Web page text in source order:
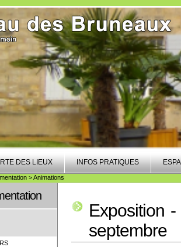
DES LIEUX INFOS PRATIQUES
> Animations
Exposition
septembre